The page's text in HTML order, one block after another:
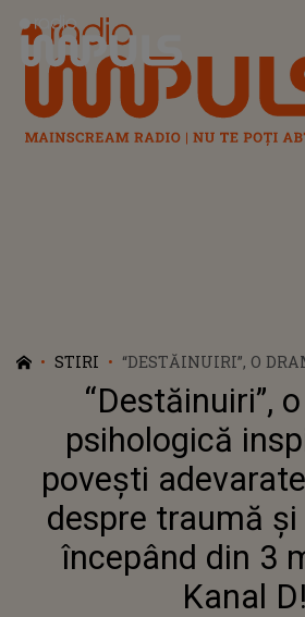
Radio Impuls
STIRI
“DESTĂINUIRI”, O
INSPIRATĂ DIN
SERIAL DESPRE
ÎNCEPÂND DIN 3
“Destăinuiri”,
psihologică
poveşti
despre traumă și
începând din 3
Kanal D!